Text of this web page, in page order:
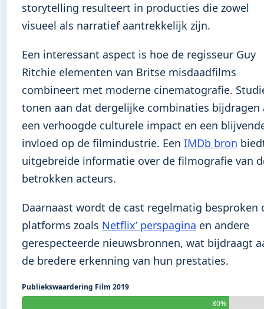
storytelling resulteert in producties die zowel
visueel als narratief aantrekkelijk zijn.
Een interessant aspect is hoe de regisseur Guy
Ritchie elementen van Britse misdaadfilms
combineert met moderne cinematografie.
tonen aan dat dergelijke combinaties bijdragen
een verhoogde culturele impact en een
invloed op de filmindustrie. Een IMDb bron
uitgebreide informatie over de filmografie van
betrokken acteurs.
Daarnaast wordt de cast regelmatig besproken
platforms zoals Netflix’ perspagina en andere
gerespecteerde nieuwsbronnen, wat bijdraagt
de bredere erkenning van hun prestaties.
Publiekswaardering Film 2019
80%